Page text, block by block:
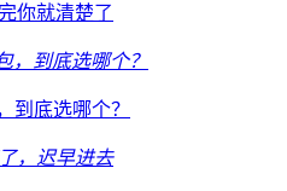
你就清楚了
到底选哪个？